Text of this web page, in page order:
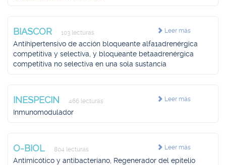
Leer más
BIASCOR 103 lecturas
Antihipertensivo de acción bloqueante alfa1adrenérgica
competitiva y selectiva, y bloqueante betaadrenérgica
competitiva no selectiva en una sola sustancia
Leer más
INESPECIN 466 lecturas
Inmunomodulador
Leer más
O-BIOL 804 lecturas
Antimicótico y antibacteriano, Regenerador del epitelio